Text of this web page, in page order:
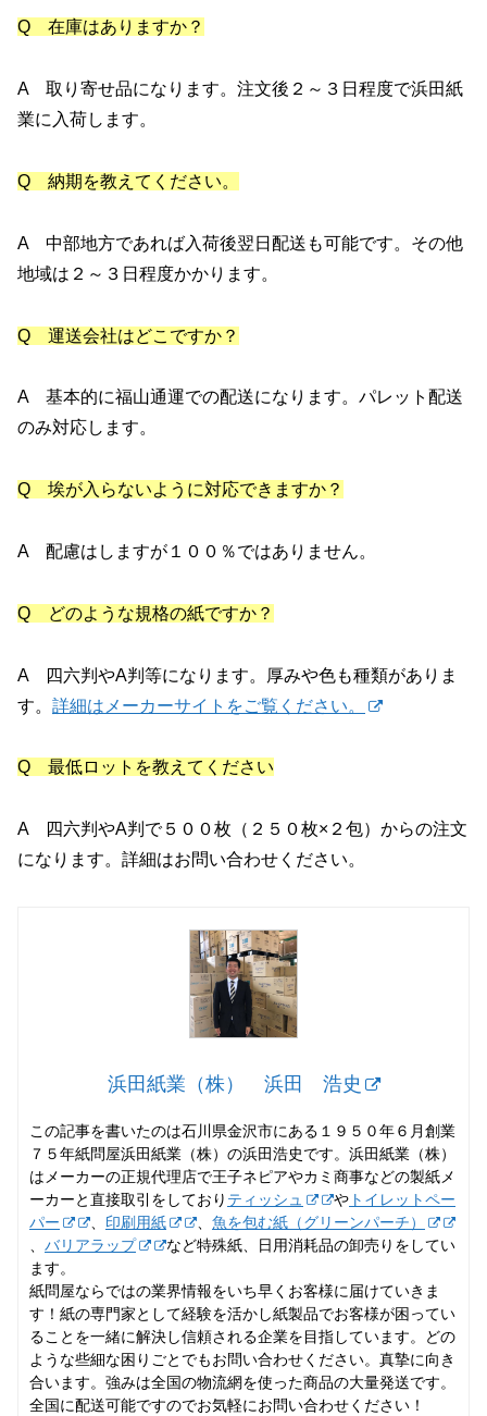
Q 在庫はありますか？
A 取り寄せ品になります。注文後２～３日程度で浜田紙
業に入荷します。
Q 納期を教えてください。
A 中部地方であれば入荷後翌日配送も可能です。その他
地域は２～３日程度かかります。
Q 運送会社はどこですか？
A 基本的に福山通運での配送になります。パレット配送
のみ対応します。
Q 埃が入らないように対応できますか？
A 配慮はしますが１００％ではありません。
Q どのような規格の紙ですか？
A 四六判やA判等になります。厚みや色も種類がありま
す。 詳細はメーカーサイトをご覧ください。
Q 最低ロットを教えてください
A 四六判やA判で５００枚（２５０枚×２包）からの注文
になります。詳細はお問い合わせください。
浜田紙業（株） 浜田 浩史
この記事を書いたのは石川県金沢市にある１９５０年６月創業
７５年紙問屋浜田紙業（株）の浜田浩史です。浜田紙業（株）
はメーカーの正規代理店で王子ネピアやカミ商事などの製紙メ
ーカーと直接取引をしており ティッシュ や トイレットペー
パー
印刷用紙
魚を包む紙（グリーンパーチ）
バリアラップ
など特殊紙、日用消耗品の卸売りをしてい
ます。
紙問屋ならではの業界情報をいち早くお客様に届けていきま
す！紙の専門家として経験を活かし紙製品でお客様が困ってい
ることを一緒に解決し信頼される企業を目指しています。どの
ような些細な困りごとでもお問い合わせください。真摯に向き
合います。強みは全国の物流網を使った商品の大量発送です。
全国に配送可能ですのでお気軽にお問い合わせください！